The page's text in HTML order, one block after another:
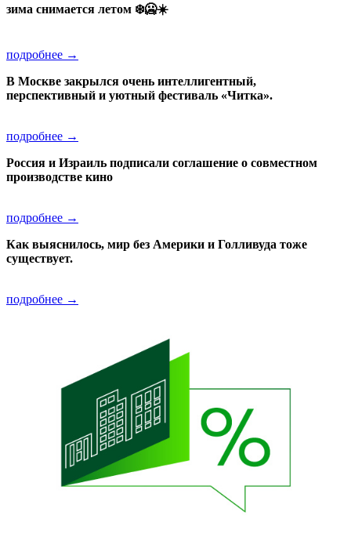
зима снимается летом ❄️🥶☀️
подробнее →
В Москве закрылся очень интеллигентный,
перспективный и уютный фестиваль «Читка».
подробнее →
Россия и Израиль подписали соглашение о совместном
производстве кино
подробнее →
Как выяснилось, мир без Америки и Голливуда тоже
существует.
подробнее →